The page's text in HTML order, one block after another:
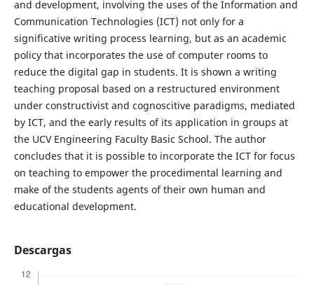
and development, involving the uses of the Information and
Communication Technologies (ICT) not only for a
significative writing process learning, but as an academic
policy that incorporates the use of computer rooms to
reduce the digital gap in students. It is shown a writing
teaching proposal based on a restructured environment
under constructivist and cognoscitive paradigms, mediated
by ICT, and the early results of its application in groups at
the UCV Engineering Faculty Basic School. The author
concludes that it is possible to incorporate the ICT for focus
on teaching to empower the procedimental learning and
make of the students agents of their own human and
educational development.
Descargas